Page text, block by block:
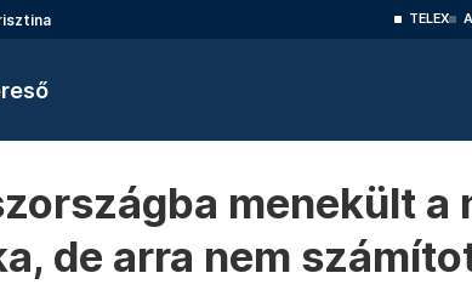
TELEX
menekült a
de arra nem